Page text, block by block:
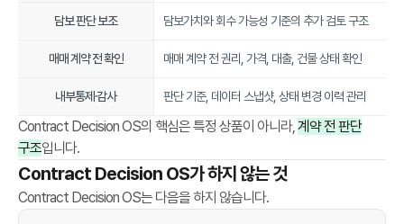
담보 판단 보조 담보가치와 회수 가능성 기준의 추가 검토 구조
매매 계약 전 확인 매매 계약 전 권리, 가격, 대출, 건물 상태 확인
내부통제·감사 판단 기준, 데이터 스냅샷, 상태 변경 이력 관리
Contract Decision OS의 핵심은 특정 상품이 아니라,계약 전 판단
구조입니다.
Contract Decision OS가 하지 않는 것
Contract Decision OS는 다음을 하지 않습니다.
S
n
a
p
s